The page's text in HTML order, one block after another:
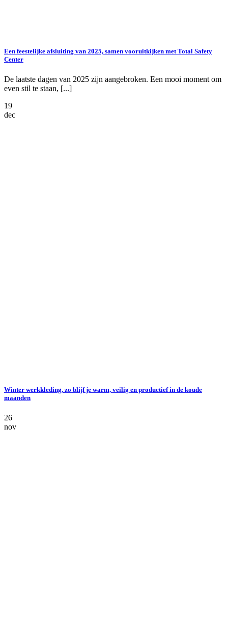
Een feestelijke afsluiting van 2025, samen vooruitkijken met Total Safety
Center
De laatste dagen van 2025 zijn aangebroken. Een mooi moment om
even stil te staan, [...]
19
dec
Winter werkkleding, zo blijf je warm, veilig en productief in de koude
maanden
26
nov